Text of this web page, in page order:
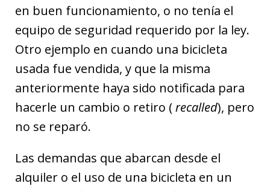
en buen funcionamiento, o no tenía el
equipo de seguridad requerido por la ley.
Otro ejemplo en cuando una bicicleta
usada fue vendida, y que la misma
anteriormente haya sido notificada para
hacerle un cambio o retiro (recalled), pero
no se reparó.
Las demandas que abarcan desde el
alquiler o el uso de una bicicleta en un